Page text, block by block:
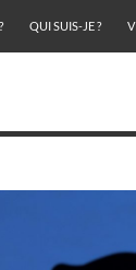
QUI SUIS-JE ?